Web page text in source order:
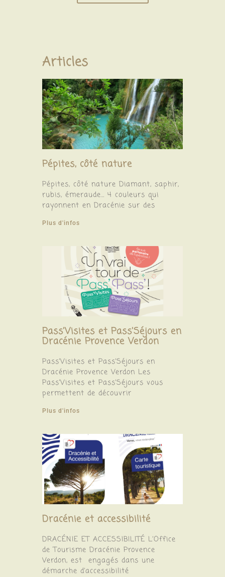
Articles
Pépites, côté nature
Pépites, côté nature Diamant, saphir,
rubis, émeraude… 4 couleurs qui
rayonnent en Dracénie sur des
Plus d'infos
Pass’Visites et Pass’Séjours en
Dracénie Provence Verdon
Pass’Visites et Pass’Séjours en
Dracénie Provence Verdon Les
Pass’Visites et Pass’Séjours vous
permettent de découvrir
Plus d'infos
Dracénie et accessibilité
DRACÉNIE ET ACCESSIBILITÉ L’Office
de Tourisme Dracénie Provence
Verdon, est engagés dans une
démarche d’accessibilité